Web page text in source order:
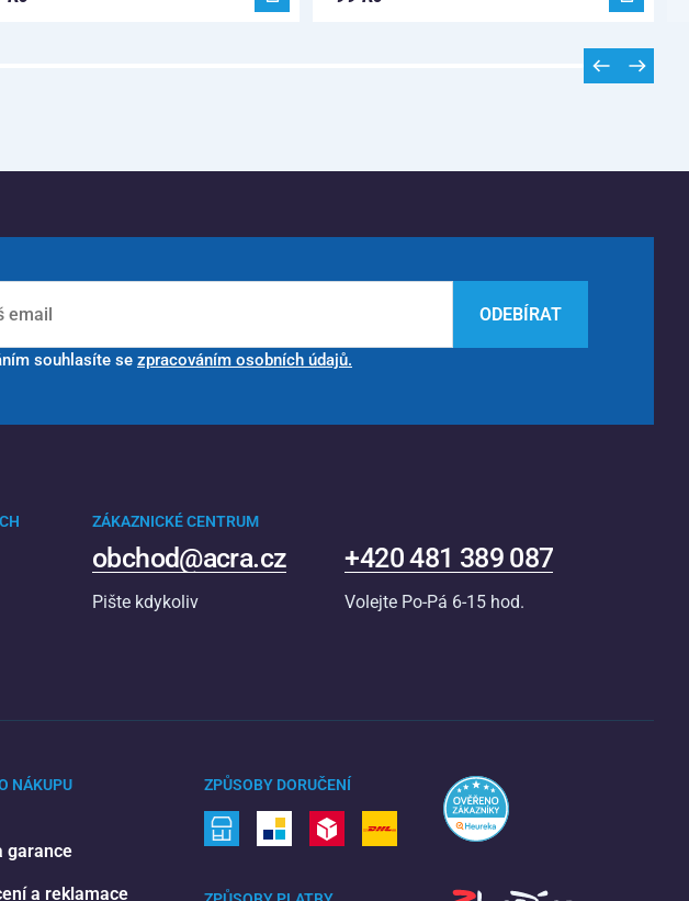
ODEBÍRAT
souhlasíte se zpracováním osobních údajů.
ZÁKAZNICKÉ CENTRUM
obchod@acra.cz
Pište kdykoliv
+420 481 389 087
Volejte Po-Pá 6-15 hod.
NÁKUPU
garance
a reklamace
ZPŮSOBY DORUČENÍ